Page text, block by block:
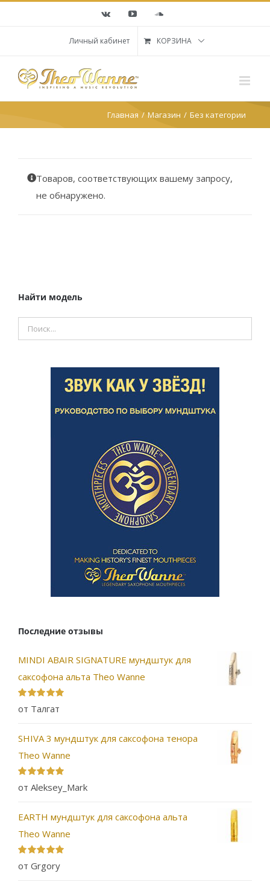
Vk YouTubeSoundCloud
Личный кабинет КОРЗИНА
Главная Магазин Без категории
Товаров, соответствующих вашему запросу,
не обнаружено.
Найти модель
Последние отзывы
MINDI ABAIR SIGNATURE мундштук для
саксофона альта Theo Wanne
Оценка5из
5
от Талгат
SHIVA 3 мундштук для саксофона тенора
Theo Wanne
Оценка5из
5
от Aleksey_Mark
EARTH мундштук для саксофона альта
Theo Wanne
Оценка5из
5
от Grgory